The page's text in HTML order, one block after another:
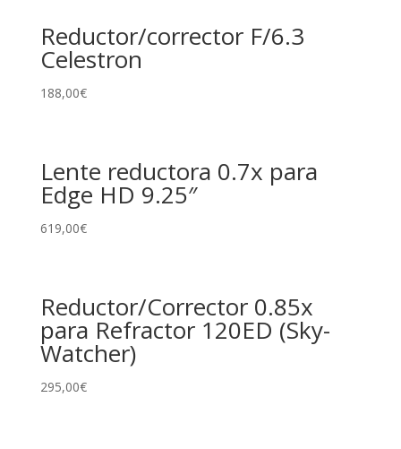
Reductor/corrector F/6.3
Celestron
188,00€
Lente reductora 0.7x para
Edge HD 9.25″
619,00€
Reductor/Corrector 0.85x
para Refractor 120ED (Sky-
Watcher)
295,00€